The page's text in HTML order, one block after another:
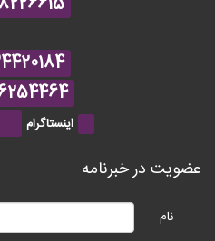
اینستاگرام
عضویت در خبرنامه
نام